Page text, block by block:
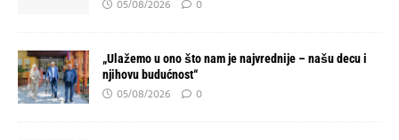
05/08/2026 0
„Ulažemo u ono što nam je najvrednije – našu decu i
njihovu budućnost“
05/08/2026 0